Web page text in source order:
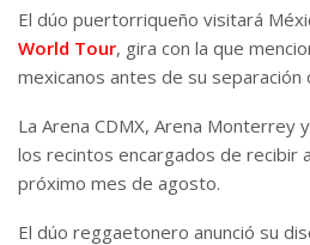
El dúo puertorriqueño visitará
World Tour, gira con la que
mexicanos antes de su separación
La Arena CDMX, Arena Monterrey
los recintos encargados de recibir a
próximo mes de agosto.
El dúo reggaetonero anunció su